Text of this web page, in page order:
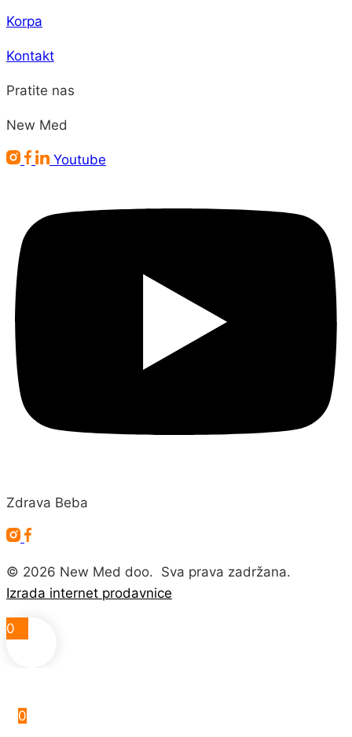
Korpa
Kontakt
Pratite nas
New Med
Youtube
Zdrava Beba
© 2026 New Med doo. Sva prava zadržana.
Izrada internet prodavnice
0
0